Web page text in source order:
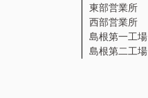
東部営業所
西部営業所
島根第一工場
島根第二工場